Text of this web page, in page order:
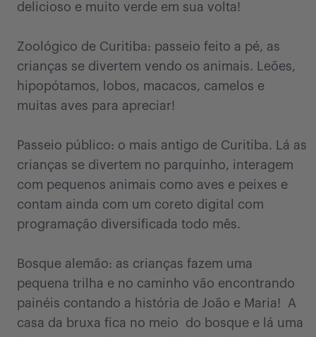
delicioso e muito verde em sua volta!
Zoológico de Curitiba: passeio feito a pé, as
crianças se divertem vendo os animais. Leões,
hipopótamos, lobos, macacos, camelos e
muitas aves para apreciar!
Passeio público: o mais antigo de Curitiba. Lá as
crianças se divertem no parquinho, interagem
com pequenos animais como aves e peixes e
contam ainda com um coreto digital com
programação diversificada todo mês.
Bosque alemão: as crianças fazem uma
pequena trilha e no caminho vão encontrando
painéis contando a história de João e Maria! A
casa da bruxa fica no meio do bosque e lá uma